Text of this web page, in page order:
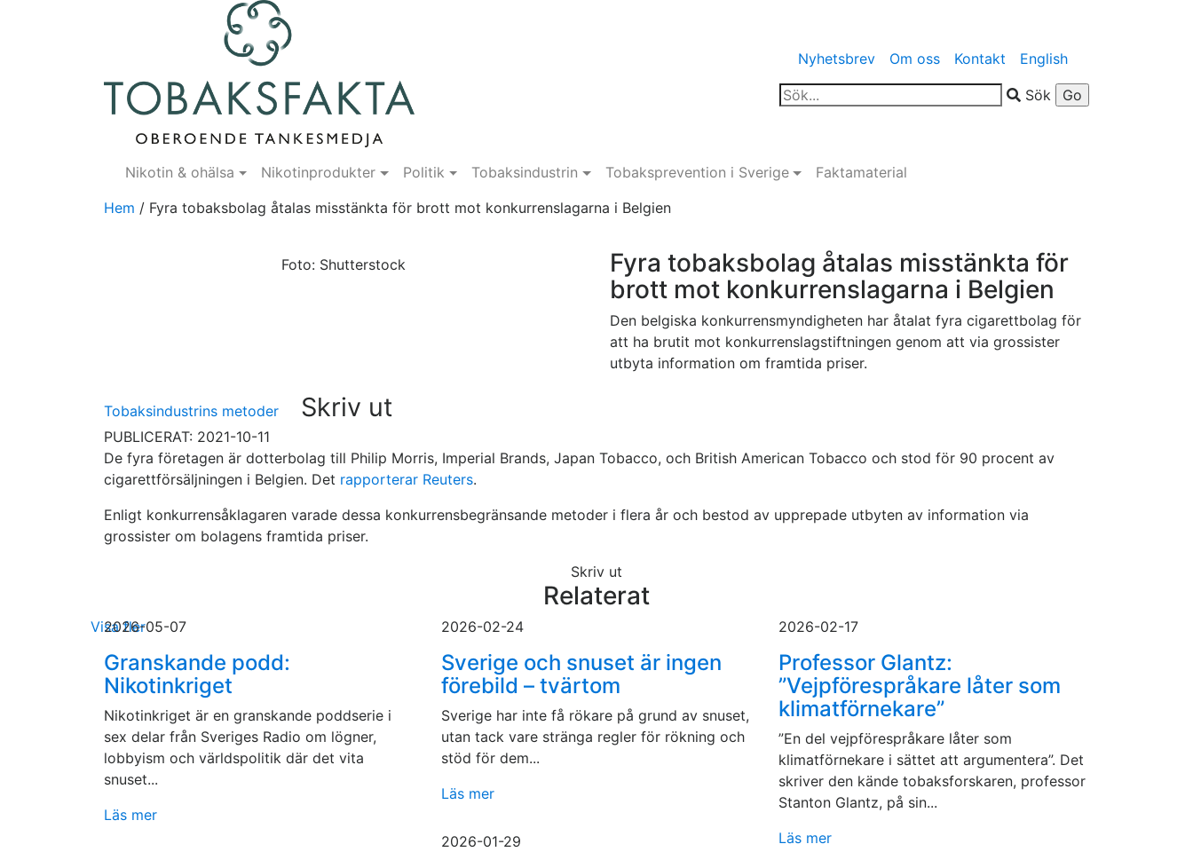
Nyhetsbrev Om oss Kontakt English
Sök
Nikotin & ohälsa Nikotinprodukter Politik Tobaksindustrin Tobaksprevention i Sverige
Faktamaterial
Hem / Fyra tobaksbolag åtalas misstänkta för brott mot konkurrenslagarna i Belgien
Foto: Shutterstock
Fyra tobaksbolag åtalas misstänkta för
brott mot konkurrenslagarna i Belgien
Den belgiska konkurrensmyndigheten har åtalat fyra cigarettbolag för
att ha brutit mot konkurrenslagstiftningen genom att via grossister
utbyta information om framtida priser.
Tobaksindustrins metoder Skriv ut
PUBLICERAT: 2021-10-11
De fyra företagen är dotterbolag till Philip Morris, Imperial Brands, Japan Tobacco, och British American Tobacco och stod för 90 procent av
cigarettförsäljningen i Belgien. Det rapporterar Reuters.
Enligt konkurrensåklagaren varade dessa konkurrensbegränsande metoder i flera år och bestod av upprepade utbyten av information via
grossister om bolagens framtida priser.
Skriv ut
Relaterat
2026-05-07
Granskande podd:
Nikotinkriget
Nikotinkriget är en granskande poddserie i
sex delar från Sveriges Radio om lögner,
lobbyism och världspolitik där det vita
snuset...
Läs mer
2026-02-24
Sverige och snuset är ingen
förebild – tvärtom
Sverige har inte få rökare på grund av snuset,
utan tack vare stränga regler för rökning och
stöd för dem...
Läs mer
2026-02-17
Professor Glantz:
”Vejpförespråkare låter som
klimatförnekare”
”En del vejpförespråkare låter som
klimatförnekare i sättet att argumentera”. Det
skriver den kände tobaksforskaren, professor
Stanton Glantz, på sin...
Läs mer
2026-01-29
Visa fler